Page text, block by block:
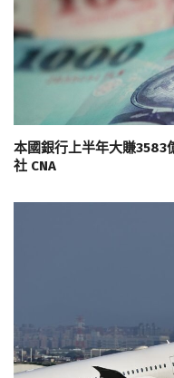
本國銀行上半年大賺
社 CNA